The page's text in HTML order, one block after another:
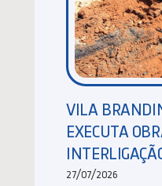
VILA
EXECUTA
27/07/2026